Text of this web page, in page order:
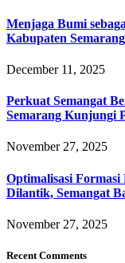
Menjaga Bumi
Kabupaten
December 11, 2025
Perkuat Semangat
Semarang Kunjungi
November 27, 2025
Optimalisasi Formasi
Dilantik, Semangat
November 27, 2025
Recent Comments